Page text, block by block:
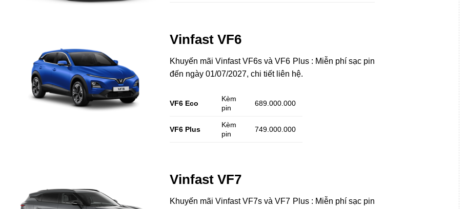
Vinfast VF6
Khuyến mãi Vinfast VF6s và VF6 Plus : Miễn phí sạc pin
đến ngày 01/07/2027, chi tiết liên hệ.
VF6 Eco
Kèm
pin
689.000.000
VF6 Plus
Kèm
pin
749.000.000
Vinfast VF7
Khuyến mãi Vinfast VF7s và VF7 Plus : Miễn phí sạc pin